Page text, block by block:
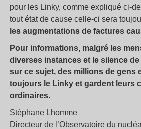
pour les Linky, comme expliqué ci-
tout état de cause celle-ci sera
les augmentations de factures
Pour informations, malgré les
diverses instances et le silence
sur ce sujet, des millions de gens
toujours le Linky et gardent leurs
ordinaires.
Stéphane Lhomme
Directeur de l’Observatoire du